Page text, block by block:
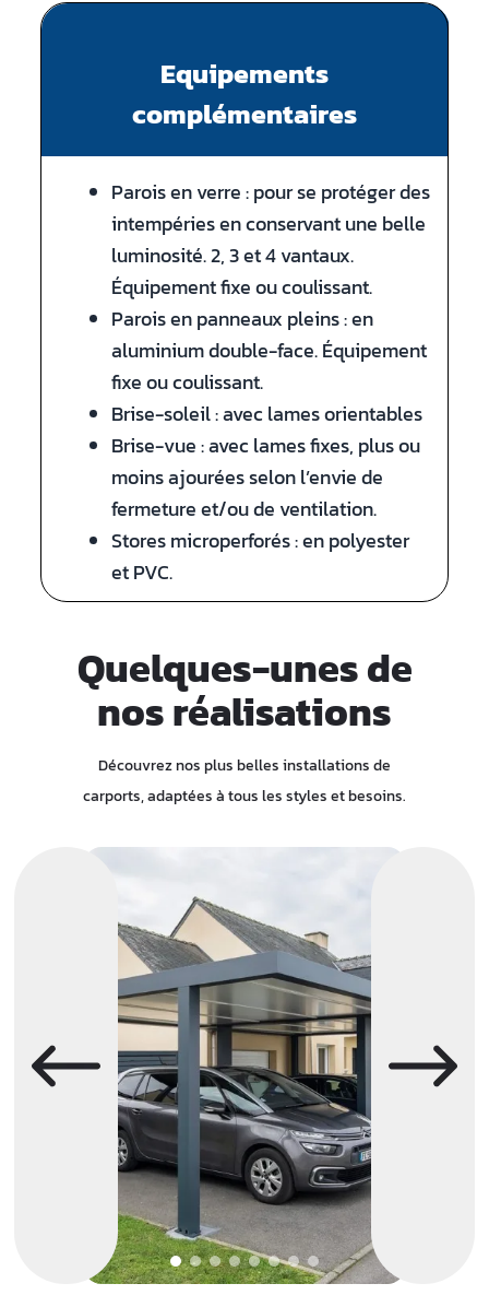
Equipements
complémentaires
Parois en verre : pour se protéger des
intempéries en conservant une belle
luminosité. 2, 3 et 4 vantaux.
Équipement fixe ou coulissant.
Parois en panneaux pleins : en
aluminium double-face. Équipement
fixe ou coulissant.
Brise-soleil : avec lames orientables
Brise-vue : avec lames fixes, plus ou
moins ajourées selon l’envie de
fermeture et/ou de ventilation.
Stores microperforés : en polyester
et PVC.
Quelques-unes de
nos réalisations
Découvrez nos plus belles installations de
carports, adaptées à tous les styles et besoins.